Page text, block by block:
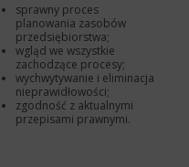
sprawny proces
planowania zasobów
przedsiębiorstwa;
wgląd we wszystkie
zachodzące procesy;
wychwytywanie i eliminacja
nieprawidłowości;
zgodność z aktualnymi
przepisami prawnymi.